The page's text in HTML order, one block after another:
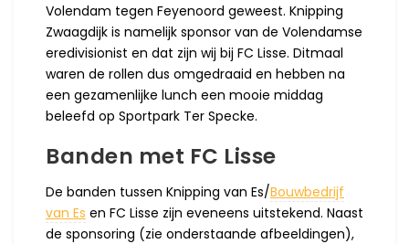
Volendam tegen Feyenoord geweest. Knipping
Zwaagdijk is namelijk sponsor van de Volendamse
eredivisionist en dat zijn wij bij FC Lisse. Ditmaal
waren de rollen dus omgedraaid en hebben na
een gezamenlijke lunch een mooie middag
beleefd op Sportpark Ter Specke.
Banden met FC Lisse
De banden tussen Knipping van Es/Bouwbedrijf
van Es en FC Lisse zijn eveneens uitstekend. Naast
de sponsoring (zie onderstaande afbeeldingen),